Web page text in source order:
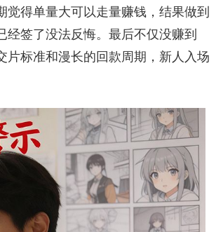
得单量大可以走量赚钱，结果做到
签了没法反悔。最后不仅没赚到
片标准和漫长的回款周期，新人入场